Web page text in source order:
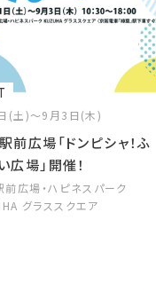
(土)～9月3日(木)
前広場「ドンピシャ！ふ
広場」開催！
前広場・ハピネスパーク
グラススクエア